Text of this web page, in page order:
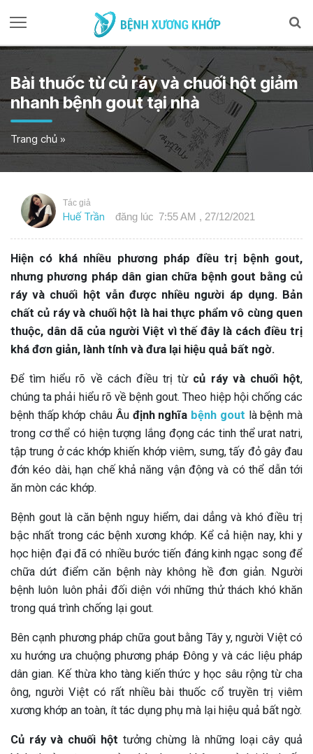
Bài thuốc từ củ ráy và chuối hột giảm
nhanh bệnh gout tại nhà
Trang chủ »
Tác giả
Huế Trần đăng lúc 7:55 AM , 27/12/2021
Hiện có khá nhiều phương pháp điều trị bệnh gout,
nhưng phương pháp dân gian chữa bệnh gout bằng củ
ráy và chuối hột vẫn được nhiều người áp dụng. Bản
chất củ ráy và chuối hột là hai thực phẩm vô cùng quen
thuộc, dân dã của người Việt vì thế đây là cách điều trị
khá đơn giản, lành tính và đưa lại hiệu quả bất ngờ.
Để tìm hiểu rõ về cách điều trị từ củ ráy và chuối hột,
chúng ta phải hiểu rõ về bệnh gout. Theo hiệp hội chống các
bệnh thấp khớp châu Âu định nghĩa bệnh gout là bệnh mà
trong cơ thể có hiện tượng lắng đọng các tinh thể urat natri,
tập trung ở các khớp khiến khớp viêm, sưng, tấy đỏ gây đau
đớn kéo dài, hạn chế khả năng vận động và có thể dẫn tới
ăn mòn các khớp.
Bệnh gout là căn bệnh nguy hiểm, dai dẳng và khó điều trị
bậc nhất trong các bệnh xương khớp. Kể cả hiện nay, khi y
học hiện đại đã có nhiều bước tiến đáng kinh ngạc song để
chữa dứt điểm căn bệnh này không hề đơn giản. Người
bệnh luôn luôn phải đối diện với những thử thách khó khăn
trong quá trình chống lại gout.
Bên cạnh phương pháp chữa gout bằng Tây y, người Việt có
xu hướng ưa chuộng phương pháp Đông y và các liệu pháp
dân gian. Kế thừa kho tàng kiến thức y học sâu rộng từ cha
ông, người Việt có rất nhiều bài thuốc cổ truyền trị viêm
xương khớp an toàn, ít tác dụng phụ mà lại hiệu quả bất ngờ.
Củ ráy và chuối hột tưởng chừng là những loại cây quả